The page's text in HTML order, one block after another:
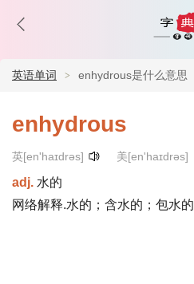
英语单词 enhydrous是什么意思
enhydrous
英[en'haɪdrəs] 美[en'haɪdrəs]
adj. 水的
网络解释.水的；含水的；包水的